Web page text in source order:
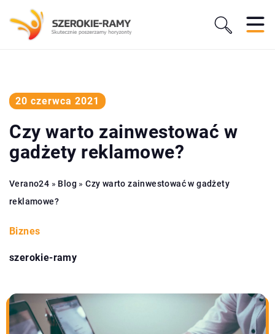
20 czerwca 2021
Czy warto zainwestować w
gadżety reklamowe?
Verano24 » Blog »Czy warto zainwestować w gadżety
reklamowe?
Biznes
szerokie-ramy